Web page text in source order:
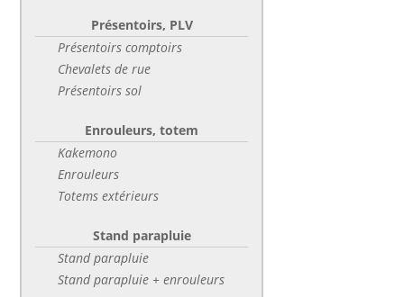
Présentoirs, PLV
Présentoirs comptoirs
Chevalets de rue
Présentoirs sol
Enrouleurs, totem
Kakemono
Enrouleurs
Totems extérieurs
Stand parapluie
Stand parapluie
Stand parapluie + enrouleurs